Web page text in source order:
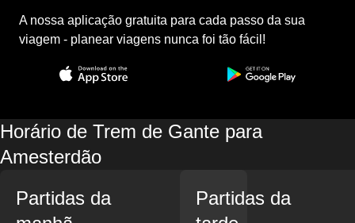
A nossa aplicação gratuita para cada passo da sua
viagem - planear viagens nunca foi tão fácil!
Horário de Trem de Gante para
Amesterdão
Partidas da
Partidas da